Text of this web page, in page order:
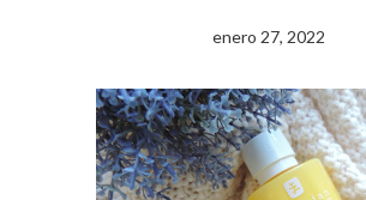
enero 27, 2022